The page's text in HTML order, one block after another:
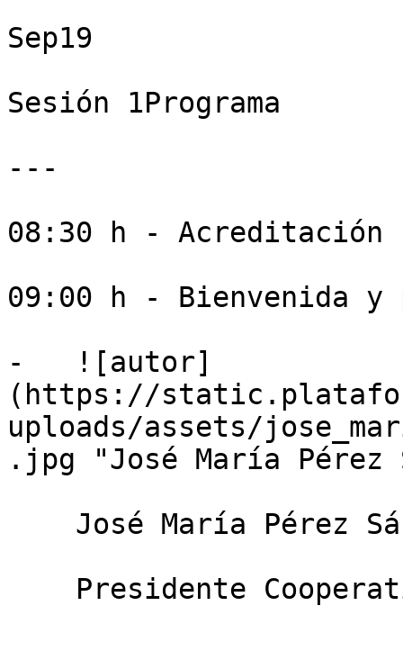
Sep19
Sesión 1Programa
---
08:30 h - Acreditación
09:00 h - Bienvenida y
-   ![autor]
(https://
uploads/assets/
.jpg "José María Pérez